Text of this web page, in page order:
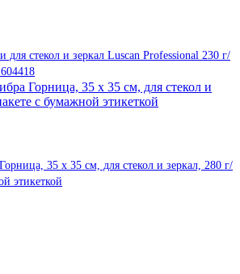
для стекол и зеркал Luscan Professional 230 г/
35 x 35 см, для стекол и зеркал, 280 г/
этикеткой